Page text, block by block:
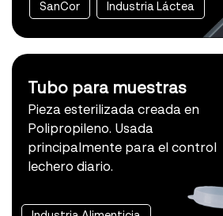
SanCor Industria Láctea
Tubo para muestras
Pieza esterilizada creada en
Polipropileno. Usada
principalmente para el control
lechero diario.